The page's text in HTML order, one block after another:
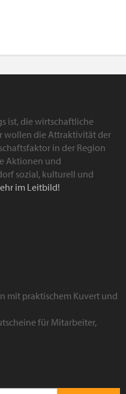
ist, die wirtschaftliche
wollen die Attraktivität der
in der Region
Aktionen und
sozial, kulturell und
im Leitbild!
für Mitarbeiter,